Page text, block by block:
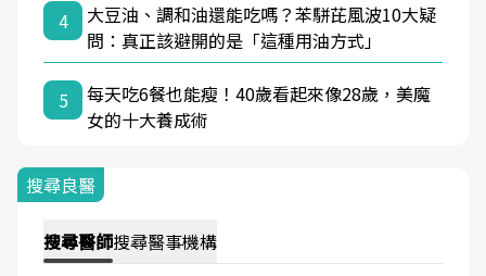
4
大豆油、調和油還能吃嗎？苯駢芘風波10大疑
問：真正該避開的是「這種用油方式」
5
每天吃6餐也能瘦！40歲看起來像28歲，美魔
女的十大養成術
搜尋良醫
搜尋醫師搜尋醫事機構